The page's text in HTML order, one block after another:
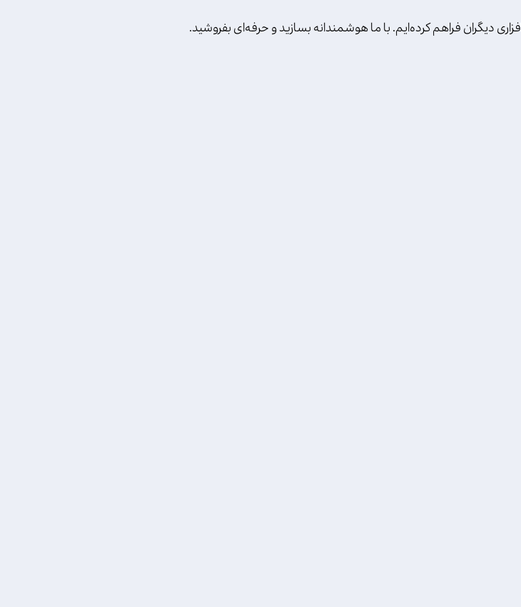
دیگران فراهم کرده‌ایم. با ما هوشمندانه بسازید و حرفه‌ای بفروشید.